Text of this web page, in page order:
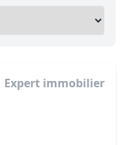
Expert immobilier